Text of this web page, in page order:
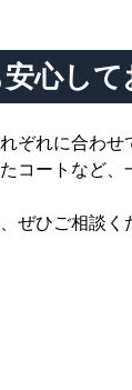
心し
れに合わせ
コートなど
ぜひご相談く